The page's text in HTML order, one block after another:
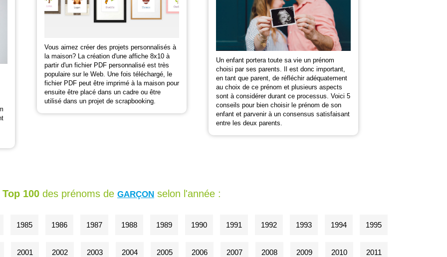
Vous aimez créer des projets personnalisés à
la maison? La création d'une affiche 8x10 à
partir d'un fichier PDF personnalisé est très
populaire sur le Web. Une fois téléchargé, le
fichier PDF peut être imprimé à la maison pour
ensuite être placé dans un cadre ou être
utilisé dans un projet de scrapbooking.
Un enfant portera toute sa vie un prénom
choisi par ses parents. Il est donc important,
en tant que parent, de réfléchir adéquatement
au choix de ce prénom et plusieurs aspects
sont à considérer durant ce processus. Voici 5
conseils pour bien choisir le prénom de son
enfant et parvenir à un consensus satisfaisant
entre les deux parents.
Top 100 des prénoms de GARÇON selon l'année :
1985 1986 1987 1988 1989 1990 1991 1992 1993 1994 1995
2001 2002 2003 2004 2005 2006 2007 2008 2009 2010 2011